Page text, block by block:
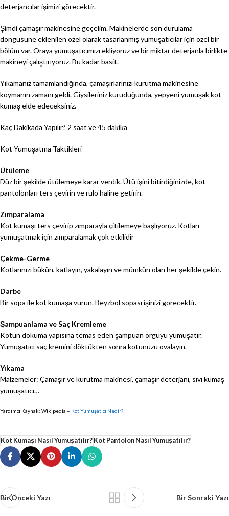
deterjancılar işimizi görecektir.
Şimdi çamaşır makinesine geçelim. Makinelerde son durulama
döngüsüne eklenilen özel olarak tasarlanmış yumuşatıcılar için özel bir
bölüm var. Oraya yumuşatıcımızı ekliyoruz ve bir miktar deterjanla birlikte
makineyi çalıştırıyoruz. Bu kadar basit.
Yıkamanız tamamlandığında, çamaşırlarınızı kurutma makinesine
koymanın zamanı geldi. Giysileriniz kuruduğunda, yepyeni yumuşak kot
kumaş elde edeceksiniz.
Kaç Dakikada Yapılır? 2 saat ve 45 dakika
Kot Yumuşatma Taktikleri
Ütüleme
Düz bir şekilde ütülemeye karar verdik. Ütü işini bitirdiğinizde, kot
pantolonları ters çevirin ve rulo haline getirin.
Zımparalama
Kot kumaşı ters çevirip zımparayla çitilemeye başlıyoruz. Kotları
yumuşatmak için zımparalamak çok etkilidir
Çekme-Germe
Kotlarınızı bükün, katlayın, yakalayın ve mümkün olan her şekilde çekin.
Darbe
Bir sopa ile kot kumaşa vurun. Beyzbol sopası işinizi görecektir.
Şampuanlama ve Saç Kremleme
Kotun dokuma yapısına temas eden şampuan örgüyü yumuşatır.
Yumuşatıcı saç kremini döktükten sonra kotunuzu ovalayın.
Yıkama
Malzemeler: Çamaşır ve kurutma makinesi, çamaşır deterjanı, sıvı kumaş
yumuşatıcı…
Yardımcı Kaynak: Wikipedia – Kot Yumuşatıcı Nedir?
Kot Kumaşı Nasıl Yumuşatılır?Kot Pantolon Nasıl Yumuşatılır?
Bir Önceki Yazı Bir Sonraki Yazı